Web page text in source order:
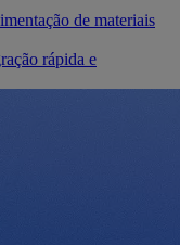
de materiais
rápida e